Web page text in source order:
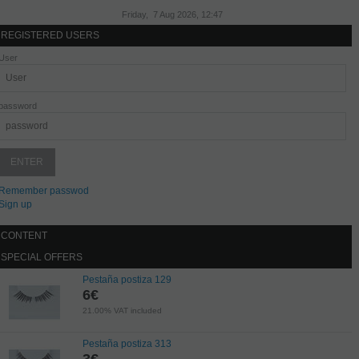
Friday, 7 Aug 2026, 12:47
REGISTERED USERS
passwod
up
CONTENT
SPECIAL OFFERS
Pestaña postiza 129
6€
21.00%VAT included
Pestaña postiza 313